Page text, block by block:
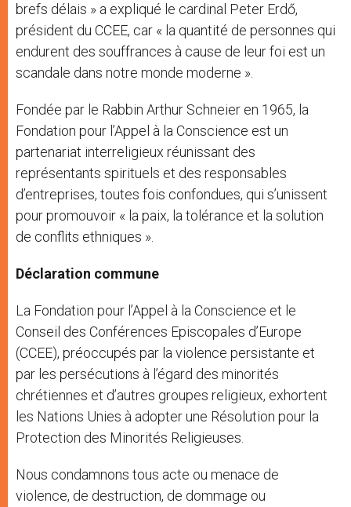
brefs délais » a expliqué le cardinal Peter Erdő,
président du CCEE, car « la quantité de personnes qui
endurent des souffrances à cause de leur foi est un
scandale dans notre monde moderne ».
Fondée par le Rabbin Arthur Schneier en 1965, la
Fondation pour l’Appel à la Conscience est un
partenariat interreligieux réunissant des
représentants spirituels et des responsables
d’entreprises, toutes fois confondues, qui s’unissent
pour promouvoir « la paix, la tolérance et la solution
de conflits ethniques ».
Déclaration commune
La Fondation pour l’Appel à la Conscience et le
Conseil des Conférences Episcopales d’Europe
(CCEE), préoccupés par la violence persistante et
par les persécutions à l’égard des minorités
chrétiennes et d’autres groupes religieux, exhortent
les Nations Unies à adopter une Résolution pour la
Protection des Minorités Religieuses.
Nous condamnons tous acte ou menace de
violence, de destruction, de dommage ou